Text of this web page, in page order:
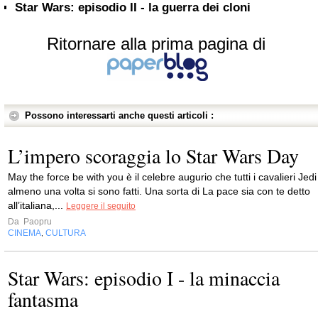
Star Wars: episodio II - la guerra dei cloni
Ritornare alla prima pagina di
Possono interessarti anche questi articoli :
L’impero scoraggia lo Star Wars Day
May the force be with you è il celebre augurio che tutti i cavalieri Jedi
almeno una volta si sono fatti. Una sorta di La pace sia con te detto
all’italiana,... Leggere il seguito
Da Paopru
CINEMA, CULTURA
Star Wars: episodio I - la minaccia
fantasma